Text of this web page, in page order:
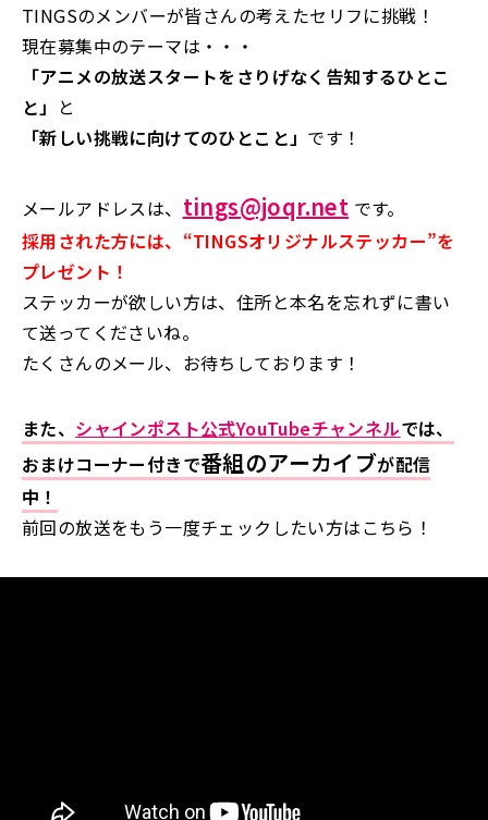
TINGSのメンバーが皆さんの考えたセリフに挑戦！
現在募集中のテーマは・・・
「アニメの放送スタートをさりげなく告知するひとこ
と」 と
「新しい挑戦に向けてのひとこと」 です！
メールアドレスは、 tings@joqr.net です。
採用された方には、“TINGSオリジナルステッカー”を
プレゼント！
ステッカーが欲しい方は、住所と本名を忘れずに書い
て送ってくださいね。
たくさんのメール、お待ちしております！
また、 シャインポスト公式YouTubeチャンネルでは、
おまけコーナー付きで番組のアーカイブが配信
中！
前回の放送をもう一度チェックしたい方はこちら！